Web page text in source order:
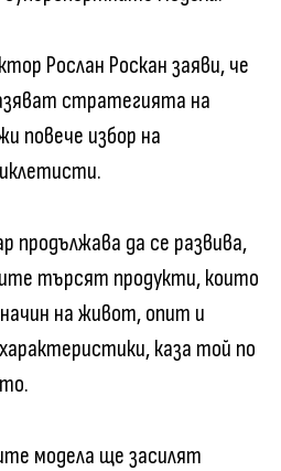
Рослан Роскан заяви, че
стратегията на
повече избор на
продължава да се развива,
търсят продукти, които
на живот, опит и
каза той по
модела ще засилят